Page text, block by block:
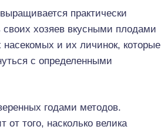
практически
хозяев вкусными плодами
и их личинок, которые
с определенными
годами методов.
от того, насколько велика